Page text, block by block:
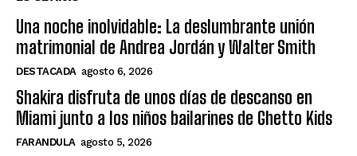
Una noche inolvidable: La deslumbrante unión
matrimonial de Andrea Jordán y Walter Smith
DESTACADA agosto 6, 2026
Shakira disfruta de unos días de descanso en
Miami junto a los niños bailarines de Ghetto Kids
FARANDULA agosto 5, 2026